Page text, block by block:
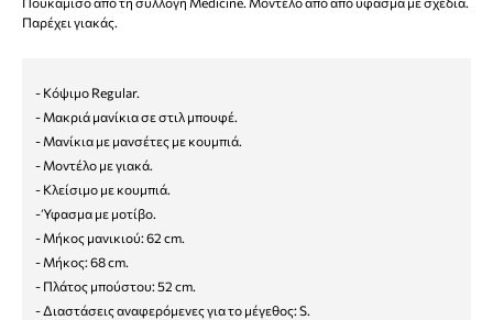
Παρέχει γιακάς.
- Κόψιμο Regular.
- Μακριά μανίκια σε στιλ μπουφέ.
- Μανίκια με μανσέτες με κουμπιά.
- Μοντέλο με γιακά.
- Κλείσιμο με κουμπιά.
- Ύφασμα με μοτίβο.
- Μήκος μανικιού: 62 cm.
- Μήκος: 68 cm.
- Πλάτος μπούστου: 52 cm.
- Διαστάσεις αναφερόμενες για το μέγεθος: S.